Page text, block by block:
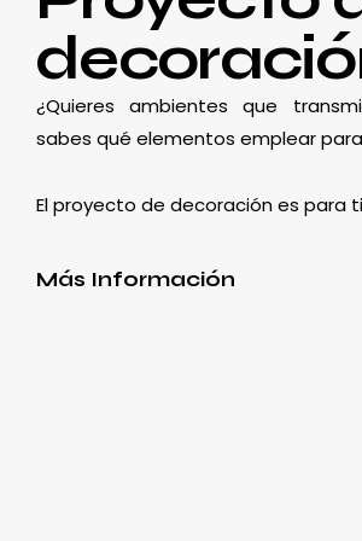
¿Quieres ambientes que
sabes qué elementos emplear
El proyecto de decoración es para
Más Información